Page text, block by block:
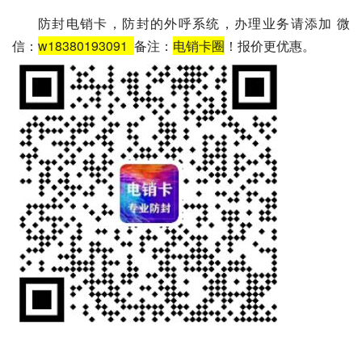
防封电销卡，防封的外呼系统，办理业务请添加 微
信： w18380193091 备注： 电销卡圈 ！报价更优惠。